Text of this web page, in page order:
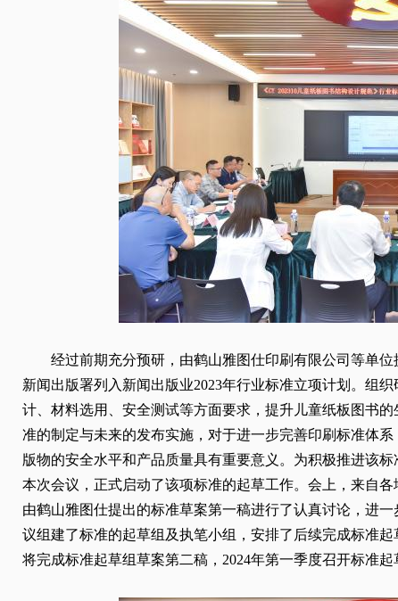
经过前期充分预研，由鹤山雅图仕印刷有限公司等单
新闻出版署列入新闻出版业2023年行业标准立项计划。组
计、材料选用、安全测试等方面要求，提升儿童纸板图书
准的制定与未来的发布实施，对于进一步完善印刷标准体
版物的安全水平和产品质量具有重要意义。为积极推进该
本次会议，正式启动了该项标准的起草工作。会上，来自
由鹤山雅图仕提出的标准草案第一稿进行了认真讨论，进
议组建了标准的起草组及执笔小组，安排了后续完成标准
将完成标准起草组草案第二稿，2024年第一季度召开标准起